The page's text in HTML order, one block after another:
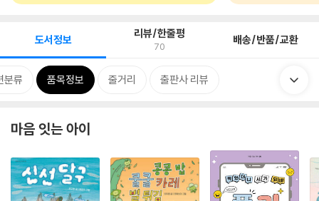
도서정보 리뷰/한줄평
70 배송/반품/교환
분류 품목정보 줄거리 출판사 리뷰
마음 잇는 아이